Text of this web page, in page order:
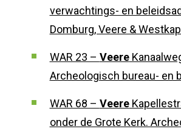
verwachtings- en
Domburg, Veere &
WAR 23 – Veere
Archeologisch bureau- en
WAR 68 – Veere
onder de Grote Kerk.